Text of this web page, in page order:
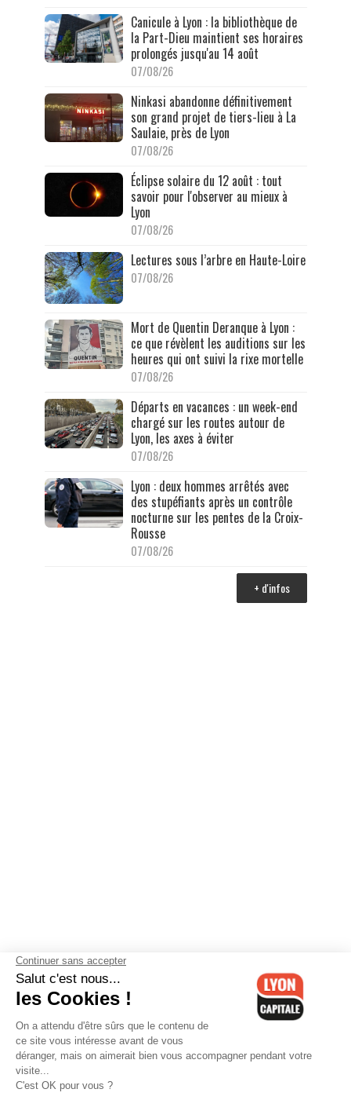
Canicule à Lyon : la bibliothèque de
la Part-Dieu maintient ses horaires
prolongés jusqu'au 14 août
07/08/26
Ninkasi abandonne définitivement
son grand projet de tiers-lieu à La
Saulaie, près de Lyon
07/08/26
Éclipse solaire du 12 août : tout
savoir pour l'observer au mieux à
Lyon
07/08/26
Lectures sous l’arbre en Haute-Loire
07/08/26
Mort de Quentin Deranque à Lyon :
ce que révèlent les auditions sur les
heures qui ont suivi la rixe mortelle
07/08/26
Départs en vacances : un week-end
chargé sur les routes autour de
Lyon, les axes à éviter
07/08/26
Lyon : deux hommes arrêtés avec
des stupéfiants après un contrôle
nocturne sur les pentes de la Croix-
Rousse
07/08/26
+ d'infos